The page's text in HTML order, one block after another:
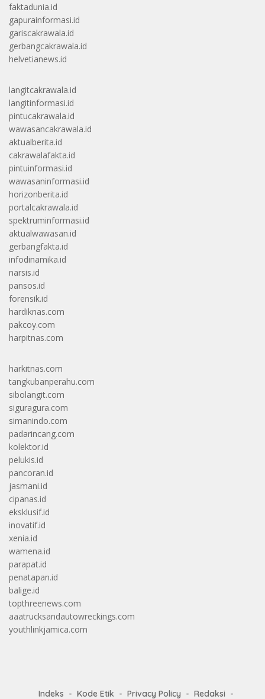
faktadunia.id
gapurainformasi.id
gariscakrawala.id
gerbangcakrawala.id
helvetianews.id
langitcakrawala.id
langitinformasi.id
pintucakrawala.id
wawasancakrawala.id
aktualberita.id
cakrawalafakta.id
pintuinformasi.id
wawasaninformasi.id
horizonberita.id
portalcakrawala.id
spektruminformasi.id
aktualwawasan.id
gerbangfakta.id
infodinamika.id
narsis.id
pansos.id
forensik.id
hardiknas.com
pakcoy.com
harpitnas.com
harkitnas.com
tangkubanperahu.com
sibolangit.com
siguragura.com
simanindo.com
padarincang.com
kolektor.id
pelukis.id
pancoran.id
jasmani.id
cipanas.id
eksklusif.id
inovatif.id
xenia.id
wamena.id
parapat.id
penatapan.id
balige.id
topthreenews.com
aaatrucksandautowreckings.com
youthlinkjamica.com
Indeks Kode Etik Privacy Policy Redaksi